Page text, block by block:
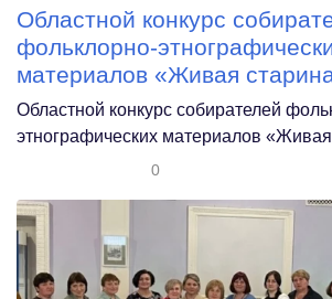
Областной конкурс
фольклорно-
материалов «Живая
Областной конкурс собирателей
этнографических материалов
0